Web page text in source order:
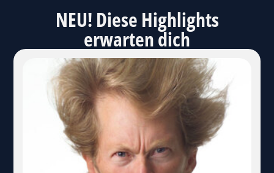
NEU! Diese Highlights
erwarten dich